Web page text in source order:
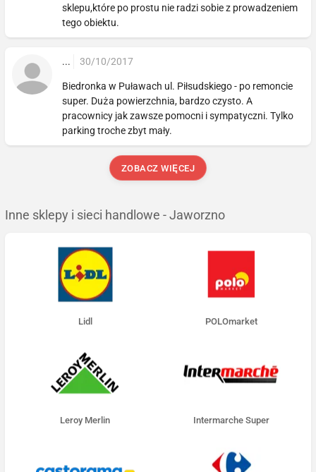
sklepu,które po prostu nie radzi sobie z prowadzeniem
tego obiektu.
... 30/10/2017
Biedronka w Puławach ul. Piłsudskiego - po remoncie
super. Duża powierzchnia, bardzo czysto. A
pracownicy jak zawsze pomocni i sympatyczni. Tylko
parking troche zbyt mały.
ZOBACZ WIĘCEJ
Inne sklepy i sieci handlowe - Jaworzno
Lidl POLOmarket
Leroy Merlin Intermarche Super